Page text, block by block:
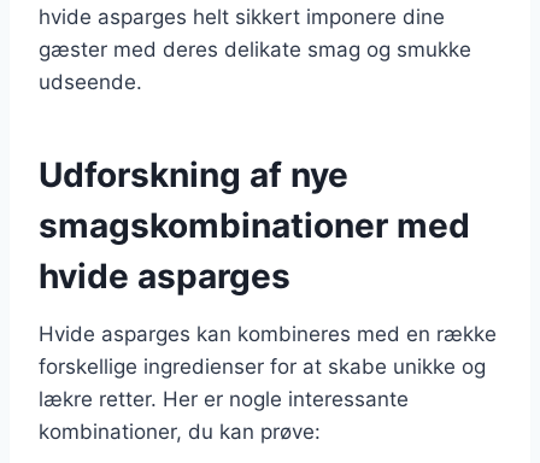
hvide asparges helt sikkert imponere dine
gæster med deres delikate smag og smukke
udseende.
Udforskning af nye
smagskombinationer med
hvide asparges
Hvide asparges kan kombineres med en række
forskellige ingredienser for at skabe unikke og
lækre retter. Her er nogle interessante
kombinationer, du kan prøve: